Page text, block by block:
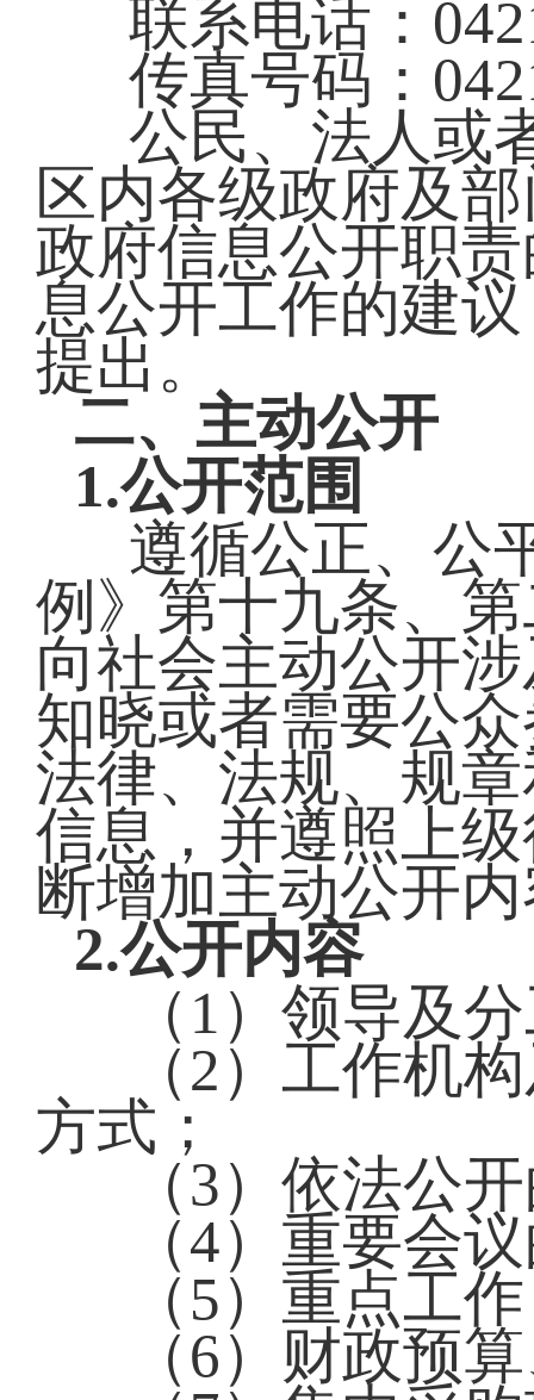
联系电话：
传真号码：
公民、法人或
区内各级政府及
政府信息公开职
息公开工作的建
提出。
二、主动公开
1.公开范围
遵循公正、公
例》第十九条、
向社会主动公开
知晓或者需要公
法律、法规、规
信息，并遵照上
断增加主动公开
2.公开内容
（1）领导及
（2）工作机
方式；
（3）依法公
（4）重要会
（5）重点工
（6）财政预